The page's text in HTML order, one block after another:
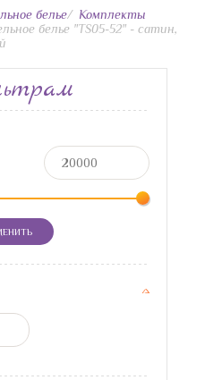
белье/ Комплекты
белье "TS05-52" - сатин,